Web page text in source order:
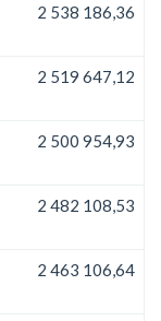
2 538 186,36
2 519 647,12
2 500 954,93
2 482 108,53
2 463 106,64